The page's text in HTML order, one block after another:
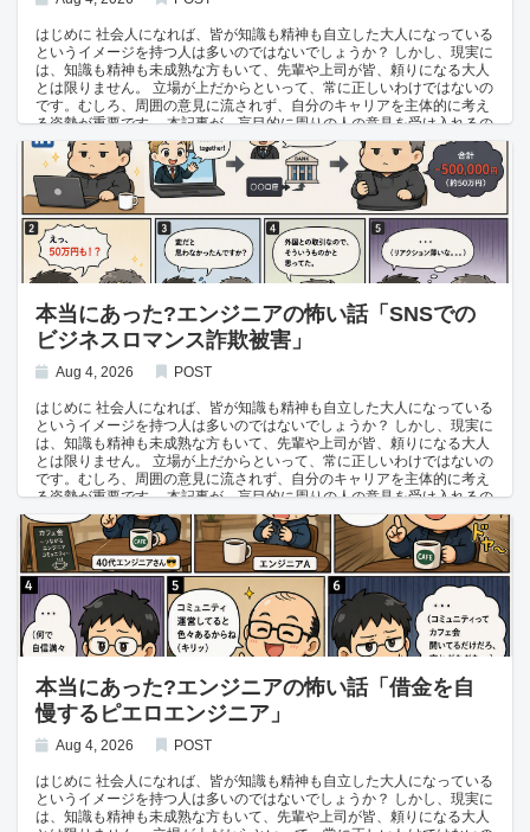
返されることです。 脳の仕組み的に、本人の中では独自の定義や解釈が
形成してしまう方がいて、世の中で一般的に使われている意味と異なる
定義で理解してしまっているケースがあります。 そして、そのような人
が意思決定を行う立場にいると、プロジェクト全体が誤った方向に進ん
でしまうこともあります。 案件はガチャのようなもので、リテラシーが
さすがに低すぎる人が上にいるチームを組まないといけないこともあり
ます。 自身の力でもがくことも大事ですが、中々環境は変わりません。
フリーランスになって、環境を変えるのも選択の一つかもしれません。
関連記事 地方エンジニアにおすすめのフリーランスエージェント
はじめに 社会人になれば、皆が知識も精神も自立した大人になっている
というイメージを持つ人は多いのではないでしょうか？ しかし、現実に
は、知識も精神も未成熟な方もいて、先輩や上司が皆、頼りになる大人
とは限りません。 立場が上だからといって、常に正しいわけではないの
です。むしろ、周囲の意見に流されず、自分のキャリアを主体的に考え
る姿勢が重要です。 本記事が、盲目的に周りの人の意見を受け入れるの
ではなく、自分のキャリアを自分で判断するきっかけになれば幸いで
す。 本記事は、エンジニアや企業を貶めることを目的としたものではあ
りません。情報収集が困難な業界内情を提供し、今後のキャリアに役立
てていただくこと、そして業界への監査を行うことを目的としていま
す。 確定申告には「青色申告」と「白色申告」の2種類がある 副業やフ
リーランスで働くエンジニアが所得を申告する際、確定申告には大きく
「青色申告」と「白色申告」の2種類があります。 青色申告: 事前の申請
と帳簿付けの手間はかかるものの、最大65万円の控除など税制上の優遇
が受けられる 白色申告: 事前申請が不要で手続きは簡単だが、節税効果
はほとんどない このように、手間をかけてでも節税するか、簡単さを優
先するかで選択が分かれる制度になっています。 節税に無頓着なエンジ
ニアと、脱税に近い行為をするエンジニアの二極化 フリーランスや副業
のエンジニアの確定申告事情を見ていると、極端に2つのタイプに分か
れることが多いようです。 節税できる制度があるのに面倒くさがって使
にしてしまう、脱税に近い行為をするタイプ どちらも褒められる話では
ないですが、実際によく見かける事例です。 青色申告を使わないエンジ
ニアが意外と多い これはフリーランスで働くエンジニアの確定申告の話
です。 無頓着エンジニアB🙄:「確定申告はExcelを使って白色申告でや
ってる。」 エンジニアA😳:「え、青色申告の方が節税になりますよ。」
無頓着エンジニアB🙄:「白色申告でいいよ、青色申告は面倒くさいか
ら」 節税対策ができない白色申告を選ぶエンジニアって意外と多いんで
す。 エンジニアは技術に興味はあるけど、金融とか資産形成に全く興味
がないって人も珍しくないんですよね。 冷蔵庫などの私物も経費にする
脱税エンジニアもいる 一方で、割合としては少ないですが節税を意識し
すぎて、脱税に近い行為をしているエンジニアもいます。 脱税エンジニ
アC😏:「自宅の冷蔵庫、経費で買ったよ。仕事の合間に飲むもの入れて
るから」 エンジニアA😳:「え、それ完全に私物じゃないですか…」 脱
税エンジニアC😏:「業務に関係あるから大丈夫でしょ(笑)」 エンジニア
A😨:「（それ、脱税に近いのでは…）」 業務との関連性が薄い私物まで
経費として計上してしまうのは、節税ではなく脱税に近い行為です。 ま
た、意図的でなくても、スーツや化粧品などを仕事で使うものだからと
いう理由で、経費計上してしまっている方も結構います。 フリーランス
って税理士を介さず、独学で確定申告している方が多いので、こういっ
た間違った申告が行われることは多々あるそうです。 金額が小さけれ
徴課税や罰則の対象になる可能性もあります、法に抵触するような脱税
は辞めておいた方がいいでしょうね。 確定申告を楽にするおすすめ会計
ソフト 青色申告のハードルとなる帳簿付けも、会計ソフトを使えば大幅
本当にあった?エンジニアの怖い話「SNSでの
ビジネスロマンス詐欺被害」
Aug 4, 2026 POST
はじめに 社会人になれば、皆が知識も精神も自立した大人になっている
というイメージを持つ人は多いのではないでしょうか？ しかし、現実に
は、知識も精神も未成熟な方もいて、先輩や上司が皆、頼りになる大人
とは限りません。 立場が上だからといって、常に正しいわけではないの
です。むしろ、周囲の意見に流されず、自分のキャリアを主体的に考え
る姿勢が重要です。 本記事が、盲目的に周りの人の意見を受け入れるの
ではなく、自分のキャリアを自分で判断するきっかけになれば幸いで
す。 本記事は、エンジニアや企業を貶めることを目的としたものではあ
りません。情報収集が困難な業界内情を提供し、今後のキャリアに役立
てていただくこと、そして業界への監査を行うことを目的としていま
す。 SNSでのビジネスロマンス詐欺被害 これはあるベテランフリーラ
ンスエンジニアがLinkedinというSNSを通じて知り合った外国企業に金
を騙し取られた話です。 外国企業から一緒にビジネスをやらないかと持
ち掛けられたそうです。 しかし、「取引相手」と思っていた相手は、実
は詐欺グループで、取引のために自分たちの口座に振り込んでもらう必
要があると言われたそうです。 最初は数千円。その後、何度か追加投資
を促され、最終的には50万円を失ったそうです。 驚くべきは、そのこ
とを話したときの彼の態度です。 エンジニアA😳:「えっ、50万円
も！？」 ベテランエンジニア😳:「まあ、勉強代みたいなもんだか
ら。」 エンジニアA😳:「変だと思わなかったんですか？」 ベテランエ
ンジニアA😳:「….(リアクション薄いな。。。)」 50万円という大金を失
ったにもかかわらず、怒ることも悔やむこともなく、「勉強代」という
言葉で片付けているのです。 一人暮らしでお金を必要としない生活を続
本当にあった?エンジニアの怖い話「借金を自
慢するピエロエンジニア」
Aug 4, 2026 POST
はじめに 社会人になれば、皆が知識も精神も自立した大人になっている
というイメージを持つ人は多いのではないでしょうか？ しかし、現実に
は、知識も精神も未成熟な方もいて、先輩や上司が皆、頼りになる大人